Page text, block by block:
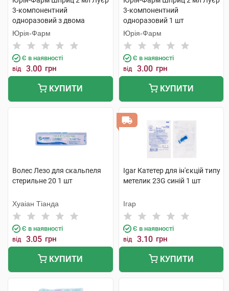
3-компонентний
одноразовий з двома
голками 1 шт
Юрія-Фарм
Є в наявності
від 3.00 грн
КУПИТИ
3-компонентний
одноразовий 1 шт
Юрія-Фарм
Є в наявності
від 3.00 грн
КУПИТИ
Волес Лезо для скальпеля
стерильне 20 1 шт
Хуаіан Тіанда
Є в наявності
від 3.05 грн
КУПИТИ
Igar Катетер для ін'єкцій типу
метелик 23G синій 1 шт
Ігар
Є в наявності
від 3.10 грн
КУПИТИ